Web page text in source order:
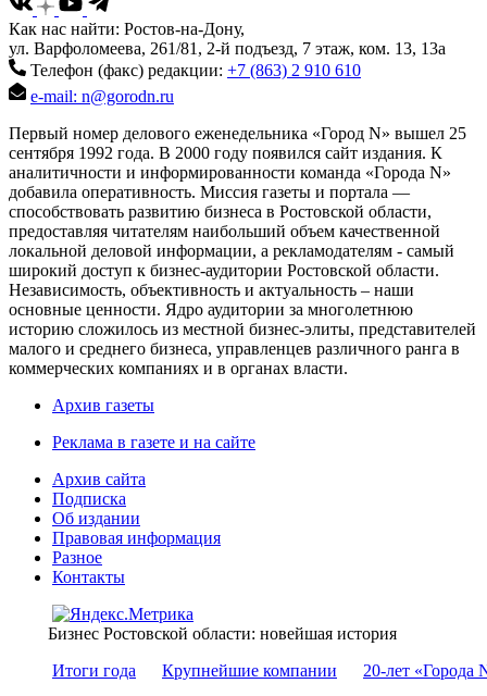
Как нас найти: Ростов-на-Дону,
ул. Варфоломеева, 261/81, 2-й подъезд, 7 этаж, ком. 13, 13а
Телефон (факс) редакции: +7 (863) 2 910 610
e-mail: n@gorodn.ru
Первый номер делового еженедельника «Город N» вышел 25
сентября 1992 года. В 2000 году появился сайт издания. К
аналитичности и информированности команда «Города N»
добавила оперативность. Миссия газеты и портала —
способствовать развитию бизнеса в Ростовской области,
предоставляя читателям наибольший объем качественной
локальной деловой информации, а рекламодателям - самый
широкий доступ к бизнес-аудитории Ростовской области.
Независимость, объективность и актуальность – наши
основные ценности. Ядро аудитории за многолетнюю
историю сложилось из местной бизнес-элиты, представителей
малого и среднего бизнеса, управленцев различного ранга в
коммерческих компаниях и в органах власти.
Архив газеты
Реклама в газете и на сайте
Архив сайта
Подписка
Об издании
Правовая информация
Разное
Контакты
Бизнес Ростовской области: новейшая история
Итоги года
Крупнейшие компании 20-лет «Города